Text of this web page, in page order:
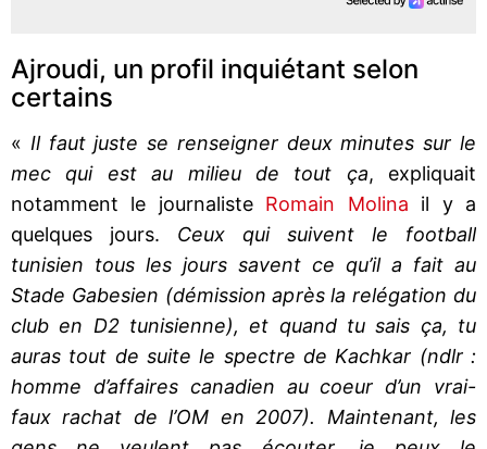
Ajroudi, un profil inquiétant selon
certains
« Il faut juste se renseigner deux minutes sur le
mec qui est au milieu de tout ça, expliquait
notamment le journaliste Romain Molina il y a
quelques jours. Ceux qui suivent le football
tunisien tous les jours savent ce qu’il a fait au
Stade Gabesien (démission après la relégation du
club en D2 tunisienne), et quand tu sais ça, tu
auras tout de suite le spectre de Kachkar (ndlr :
homme d’affaires canadien au coeur d’un vrai-
faux rachat de l’OM en 2007). Maintenant, les